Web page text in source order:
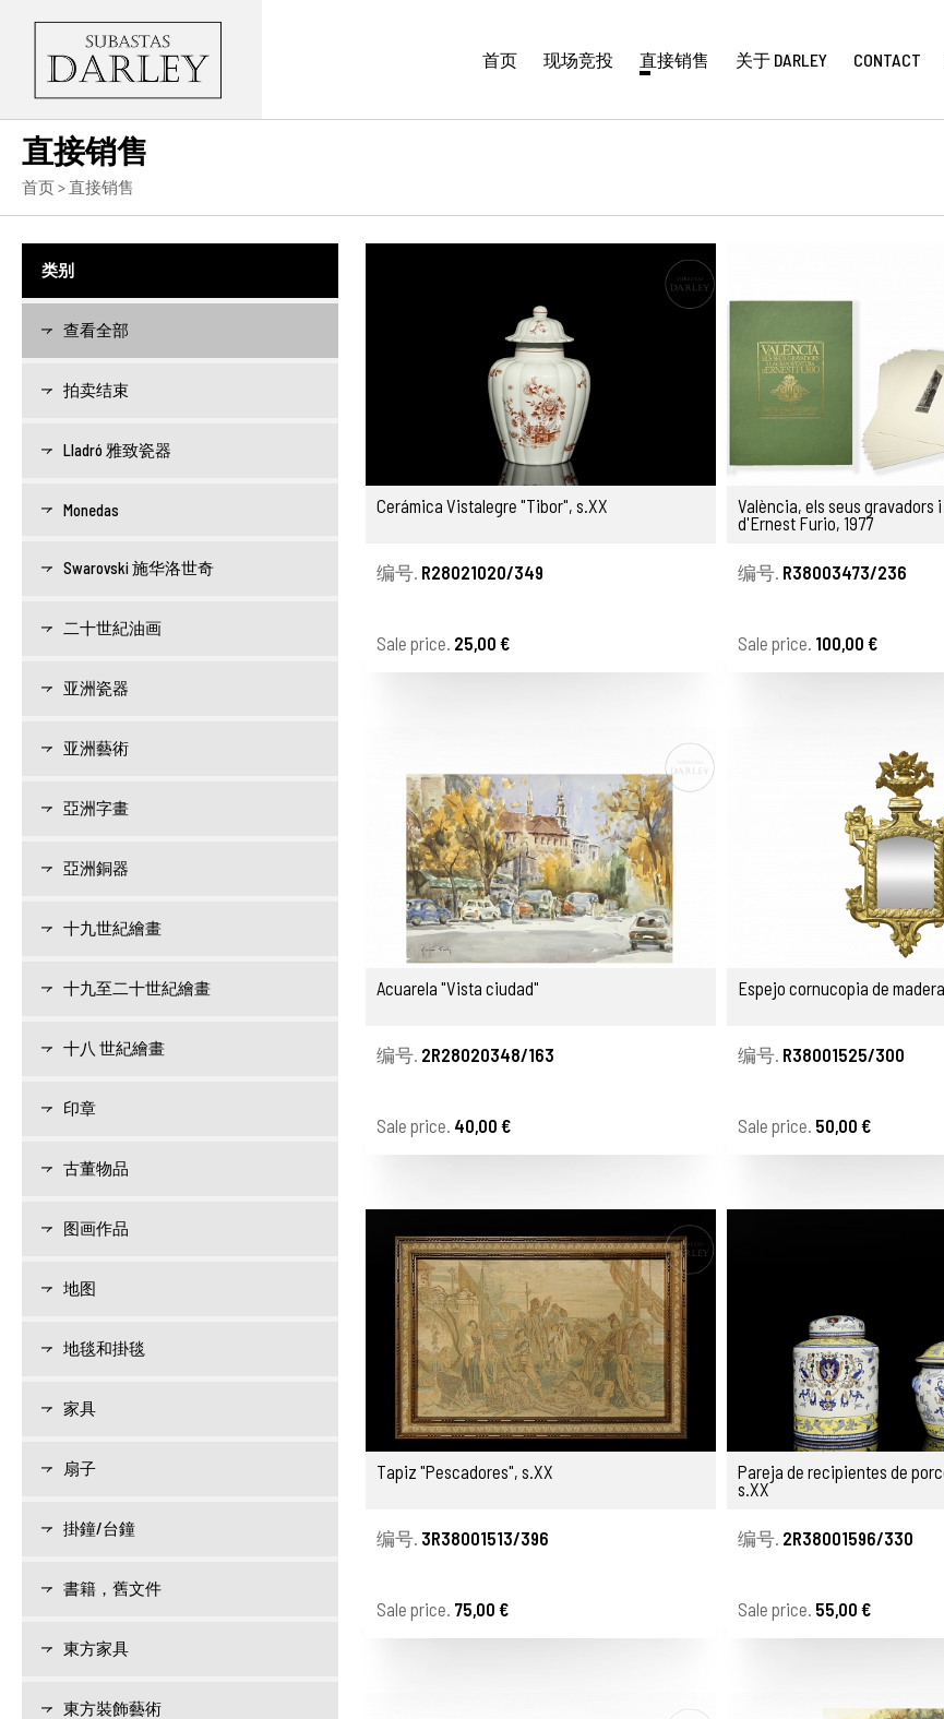
首页 现场竞投 直接销售 关于 DARLEY CONTACT
直接销售
首页> 直接销售
类别
查看全部
拍卖结束
Lladró 雅致瓷器
Monedas
Swarovski 施华洛世奇
二十世紀油画
亚洲瓷器
亚洲藝術
亞洲字畫
亞洲銅器
十九世紀繪畫
十九至二十世紀繪畫
十八 世紀繪畫
印章
古董物品
图画作品
地图
地毯和掛毯
家具
扇子
掛鐘/台鐘
書籍，舊文件
東方家具
東方裝飾藝術
Cerámica Vistalegre "Tibor", s.XX
编号. R28021020/349
Sale price. 25,00 €
València, els seus gravadors
d'Ernest Furio, 1977
编号. R38003473/236
Sale price. 100,00 €
Acuarela "Vista ciudad"
编号. 2R28020348/163
Sale price. 40,00 €
Espejo cornucopia de
编号. R38001525/300
Sale price. 50,00 €
Tapiz "Pescadores", s.XX
编号. 3R38001513/396
Sale price. 75,00 €
Pareja de recipientes de
s.XX
编号. 2R38001596/330
Sale price. 55,00 €